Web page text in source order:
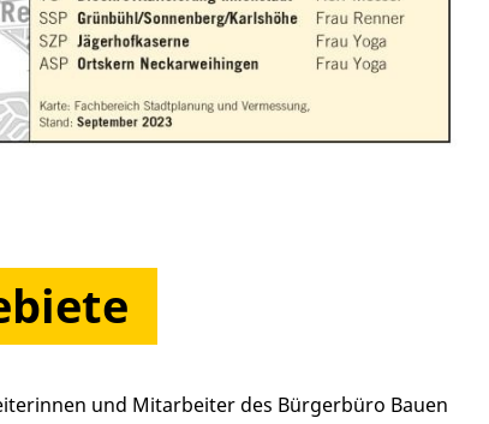
und Mitarbeiter des Bürgerbüro Bauen